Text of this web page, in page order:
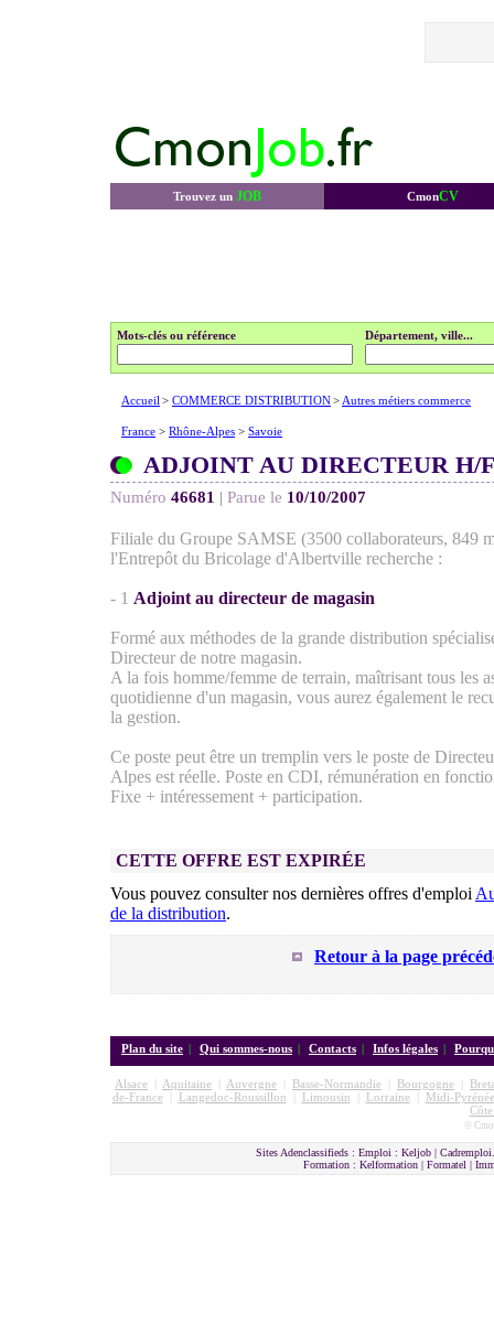
Trouvez un JOB CmonCV
Mots-clés ou référence Département, ville...
Accueil > COMMERCE DISTRIBUTION> Autres métiers commerce
France > Rhône-Alpes > Savoie
ADJOINT AU DIRECTEUR
Numéro 46681 | Parue le 10/10/2007
Filiale du Groupe SAMSE (3500 collaborateurs, 849
l'Entrepôt du Bricolage d'Albertville recherche :
- 1 Adjoint au directeur de magasin
Formé aux méthodes de la grande distribution
Directeur de notre magasin.
A la fois homme/femme de terrain, maîtrisant tous les
quotidienne d'un magasin, vous aurez également le
la gestion.
Ce poste peut être un tremplin vers le poste de
Alpes est réelle. Poste en CDI, rémunération en
Fixe + intéressement + participation.
CETTE OFFRE EST EXPIRÉE
Vous pouvez consulter nos dernières offres d'emploi
de la distribution.
Retour à la page
Plan du site | Qui sommes-nous | Contacts | Infos légales |
Alsace Aquitaine Auvergne Basse-Normandie Bourgogne
de-France| Langedoc-Roussillon Limousin Lorraine|
Midi-
©
Sites Adenclassifieds : Emploi : Keljob |
Formation : Kelformation | Formatel |